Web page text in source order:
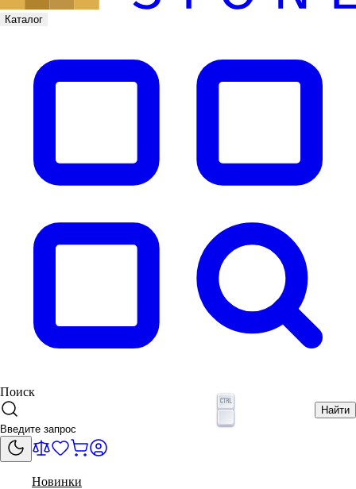
Каталог
Поиск
Найти
Новинки